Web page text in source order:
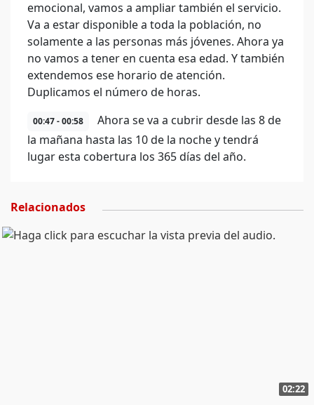
emocional, vamos a ampliar también el servicio.
Va a estar disponible a toda la población, no
solamente a las personas más jóvenes. Ahora ya
no vamos a tener en cuenta esa edad. Y también
extendemos ese horario de atención.
Duplicamos el número de horas.
00:47 - 00:58
Ahora se va a cubrir desde las 8 de
la mañana hasta las 10 de la noche y tendrá
lugar esta cobertura los 365 días del año.
Relacionados
02:22